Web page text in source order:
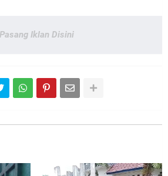
Pasang Iklan Disini